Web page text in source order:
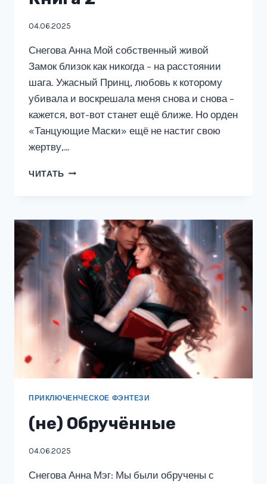
04.06.2025
Снегова Анна Мой собственный живой
Замок близок как никогда – на расстоянии
шага. Ужасный Принц, любовь к которому
убивала и воскрешала меня снова и снова –
кажется, вот-вот станет ещё ближе. Но орден
«Танцующие Маски» ещё не настиг свою
жертву,…
ЧИТАТЬ ЗАМОК
2
ПРИКЛЮЧЕНЧЕСКОЕ ФЭНТЕЗИ
(не) Обручённые
04.06.2025
Снегова Анна Мэг: Мы были обручены с